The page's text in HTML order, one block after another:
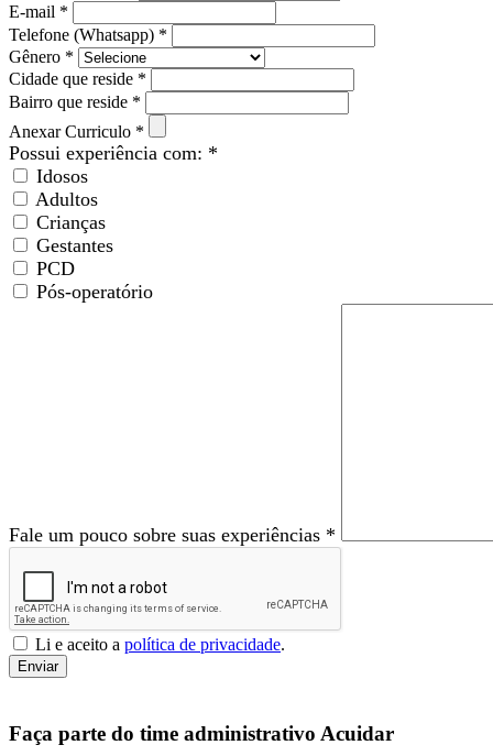
E-mail *
Telefone (Whatsapp) *
Gênero *
Cidade que reside *
Bairro que reside *
Anexar Curriculo *
Possui experiência com: *
Idosos
Adultos
Crianças
Gestantes
PCD
Pós-operatório
Fale um pouco sobre suas experiências *
Li e aceito a política de privacidade.
Enviar
Faça parte do time administrativo Acuidar